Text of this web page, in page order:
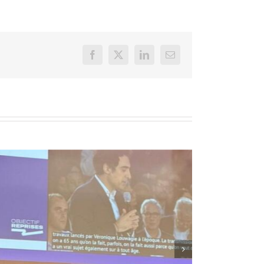
Facebook
X LinkedInEmail